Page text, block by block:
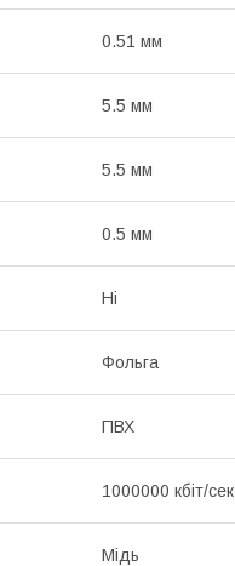
0.51 мм
5.5 мм
5.5 мм
0.5 мм
Ні
Фольга
ПВХ
1000000 кбіт/сек
Мідь